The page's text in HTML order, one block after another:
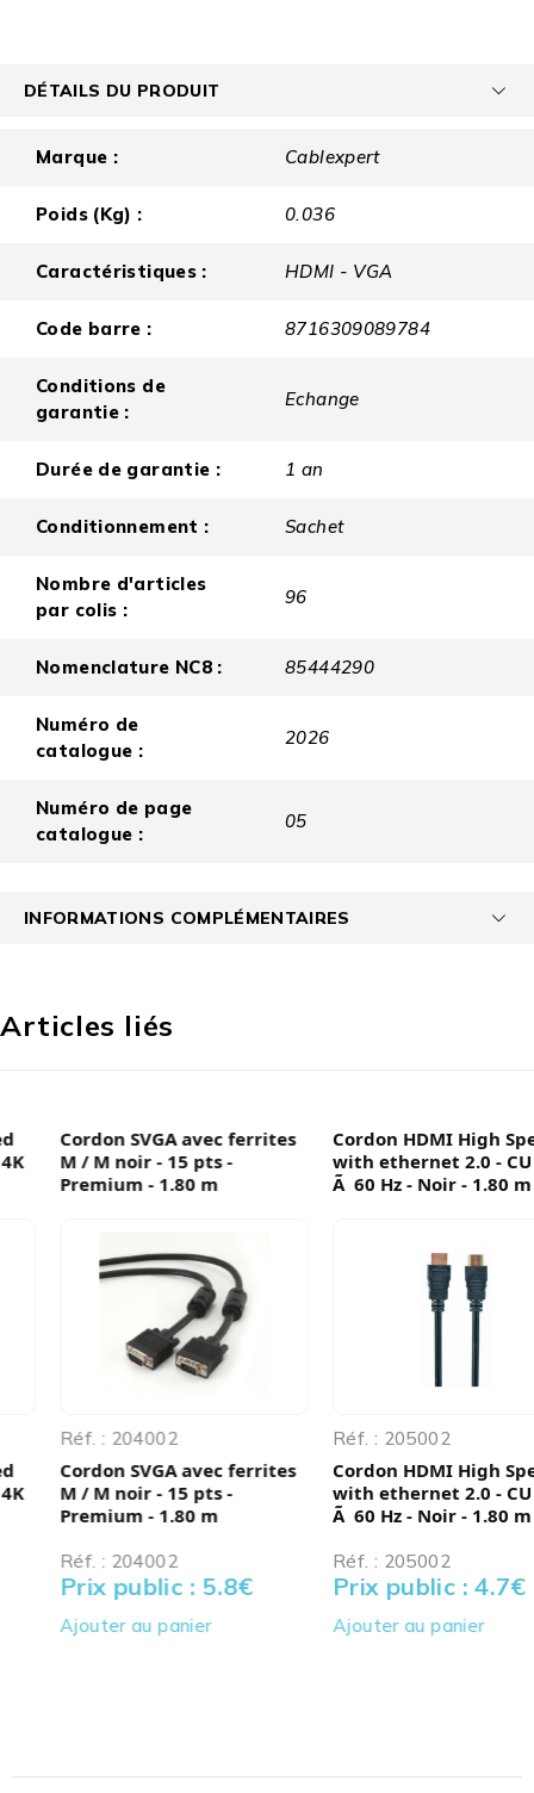
DÉTAILS DU PRODUIT
Marque : Cablexpert
Poids (Kg) : 0.036
Caractéristiques : HDMI - VGA
Code barre : 8716309089784
Conditions de
garantie :
Echange
Durée de garantie : 1 an
Conditionnement : Sachet
Nombre d'articles
par colis :
96
Nomenclature NC8 : 85444290
Numéro de
catalogue :
2026
Numéro de page
catalogue :
05
INFORMATIONS COMPLÉMENTAIRES
Articles liés
Cordon SVGA avec ferrites
M / M noir - 15 pts -
Premium - 1.80 m
Réf. : 204002
Cordon SVGA avec ferrites
M / M noir - 15 pts -
Premium - 1.80 m
Réf. : 204002
Prix public : 5.8 €
Ajouter au panier
Cordon HDMI High Speed
with ethernet 2.0 - CU - 4K
Ã 60 Hz - Noir - 1.80 m
Réf. : 205002
Cordon HDMI High Speed
with ethernet 2.0 - CU - 4K
Ã 60 Hz - Noir - 1.80 m
Réf. : 205002
Prix public : 4.7 €
Ajouter au panier